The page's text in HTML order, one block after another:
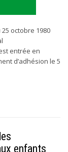
octobre 1980
entrée en
d’adhésion le 5
enfants